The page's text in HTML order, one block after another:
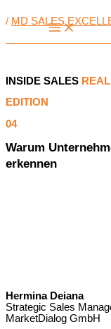
/ MD SALES
INSIDE SALES
EDITION
04
Warum
erkennen
Hermina Deiana
Strategic Sales
MarketDialog GmbH